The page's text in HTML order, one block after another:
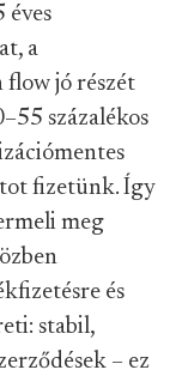
éves
a
flow jó részét
százalékos
fizetünk. Így
meg
és
stabil,
– ez